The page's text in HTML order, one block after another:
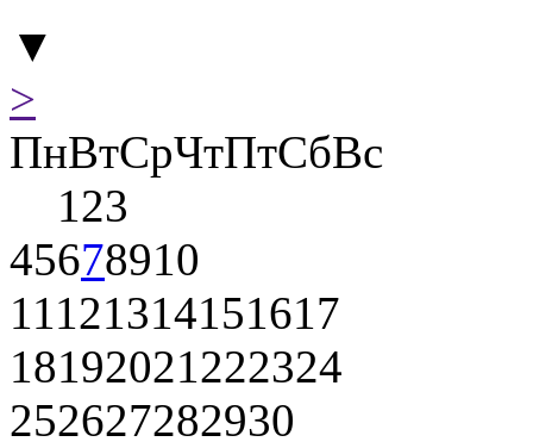
▼
>
ПнВтСрЧтПтСбВс
123
45678910
11121314151617
18192021222324
252627282930